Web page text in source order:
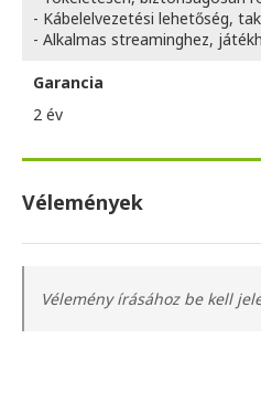
- Kábelelvezetési lehetőség,
- Alkalmas streaminghez,
Garancia
2 év
Vélemények
Vélemény írásához be kell